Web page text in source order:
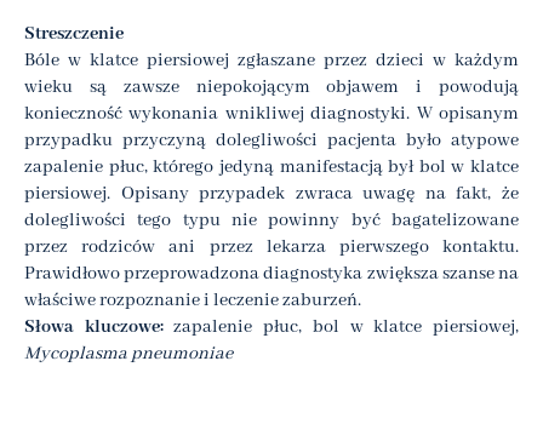
Streszczenie
Bóle w klatce piersiowej zgłaszane przez dzieci w każdym
wieku są zawsze niepokojącym objawem i powodują
konieczność wykonania wnikliwej diagnostyki. W opisanym
przypadku przyczyną dolegliwości pacjenta było atypowe
zapalenie płuc, którego jedyną manifestacją był bol w klatce
piersiowej. Opisany przypadek zwraca uwagę na fakt, że
dolegliwości tego typu nie powinny być bagatelizowane
przez rodziców ani przez lekarza pierwszego kontaktu.
Prawidłowo przeprowadzona diagnostyka zwiększa szanse na
właściwe rozpoznanie i leczenie zaburzeń.
Słowa kluczowe:zapalenie płuc, bol w klatce piersiowej,
Mycoplasma pneumoniae